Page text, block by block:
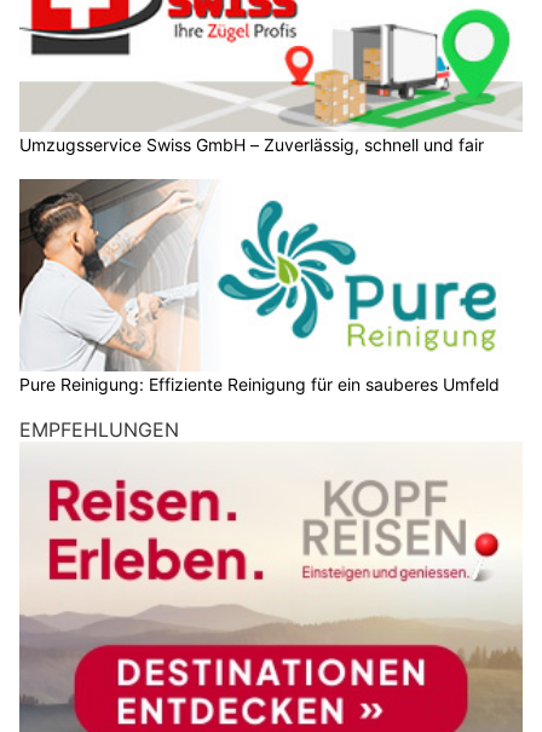
Umzugsservice Swiss GmbH – Zuverlässig, schnell und fair
Pure Reinigung: Effiziente Reinigung für ein sauberes Umfeld
EMPFEHLUNGEN